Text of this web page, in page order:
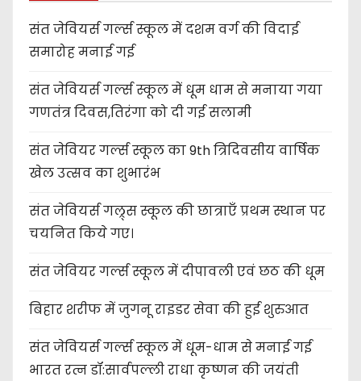
संत जेवियर्स गर्ल्स स्कूल में दशम वर्ग की विदाई
समारोह मनाई गई
संत जेवियर्स गर्ल्स स्कूल में धूम धाम से मनाया गया
गणतंत्र दिवस,तिरंगा को दी गई सलामी
संत जेवियर गर्ल्स स्कूल का 9th त्रिदिवसीय वार्षिक
खेल उत्सव का शुभारंभ
संत जेवियर्स गल्र्स स्कूल की छात्र‌ाएँ प्रथम स्थान पर
चयनित किये गए।
संत जेवियर गर्ल्स स्कूल में दीपावली एवं छठ की धूम
बिहार शरीफ में जुगनू राइडर सेवा की हुई शुरुआत
संत जेवियर्स गर्ल्स स्कूल में धूम-धाम से मनाई गई
भारत रत्न डॉ:सार्वपल्ली राधा कृष्णन की जयंती